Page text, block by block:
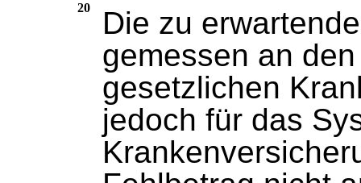
20
Die zu
gemessen an
gesetzlichen
jedoch für das